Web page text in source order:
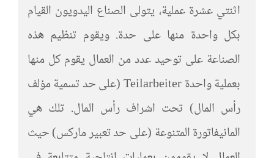
اثنتي عشرة عملية، يتولى الصناع اليدويون القيام
بكل واحدة منها على حدة. ويقوم تنظيم هذه
الصناعة على توحيد عدد من العمال يقوم كل منها
بعملية واحدة Teilarbeiter (على حد تسمية مؤلف
رأس المال) تحت اشراف رأس المال. تلك هي
المانيفاتورة المتنوعة (على حد تعبير ماركس) حيث